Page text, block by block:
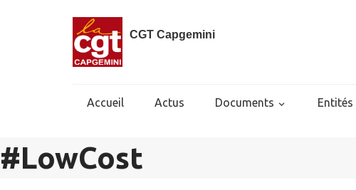
CGT Capgemini
Accueil Actus Documents Entités
#LowCost